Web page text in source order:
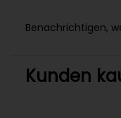
Benachrichtigen,
Kunden